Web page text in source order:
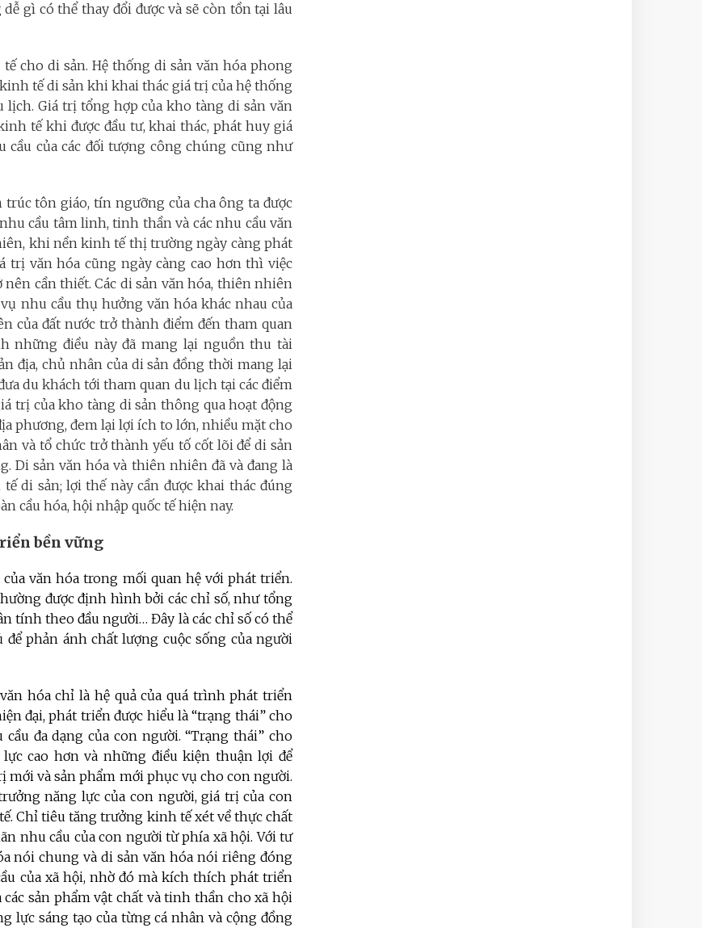
gì có thể thay đổi được và sẽ còn tồn tại lâu
cho di sản. Hệ thống di sản văn hóa phong
tế di sản khi khai thác giá trị của hệ thống
Giá trị tổng hợp của kho tàng di sản văn
tế khi được đầu tư, khai thác, phát huy giá
cầu của các đối tượng công chúng cũng như
tôn giáo, tín ngưỡng của cha ông ta được
cầu tâm linh, tinh thần và các nhu cầu văn
khi nền kinh tế thị trường ngày càng phát
trị văn hóa cũng ngày càng cao hơn thì việc
cần thiết. Các di sản văn hóa, thiên nhiên
nhu cầu thụ hưởng văn hóa khác nhau của
của đất nước trở thành điểm đến tham quan
những điều này đã mang lại nguồn thu tài
địa, chủ nhân của di sản đồng thời mang lại
du khách tới tham quan du lịch tại các điểm
trị của kho tàng di sản thông qua hoạt động
phương, đem lại lợi ích to lớn, nhiều mặt cho
và tổ chức trở thành yếu tố cốt lõi để di sản
Di sản văn hóa và thiên nhiên đã và đang là
di sản; lợi thế này cần được khai thác đúng
cầu hóa, hội nhập quốc tế hiện nay.
bền vững
văn hóa trong mối quan hệ với phát triển.
được định hình bởi các chỉ số, như tổng
tính theo đầu người… Đây là các chỉ số có thể
phản ánh chất lượng cuộc sống của người
hóa chỉ là hệ quả của quá trình phát triển
đại, phát triển được hiểu là “trạng thái” cho
đa dạng của con người. “Trạng thái” cho
cao hơn và những điều kiện thuận lợi để
và sản phẩm mới phục vụ cho con người.
năng lực của con người, giá trị của con
Chỉ tiêu tăng trưởng kinh tế xét về thực chất
nhu cầu của con người từ phía xã hội. Với tư
nói chung và di sản văn hóa nói riêng đóng
của xã hội, nhờ đó mà kích thích phát triển
sản phẩm vật chất và tinh thần cho xã hội
lực sáng tạo của từng cá nhân và cộng đồng